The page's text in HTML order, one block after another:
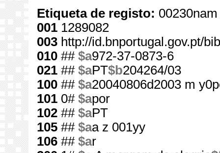
Etiqueta de registo:
001 1289082
003 http://id.bnportugal.gov.pt/
010 ## $a972-37-0873-6
021 ## $aPT$b204264/03
100 ## $a20040806d2003 m
101 0# $apor
102 ## $aPT
105 ## $aa z 001yy
106 ## $ar